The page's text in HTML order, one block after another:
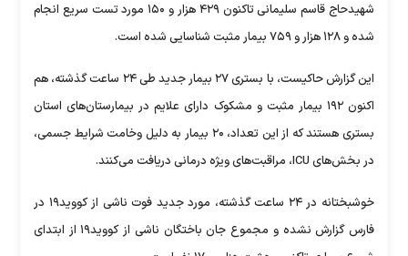
شهیدحاج قاسم سلیمانی تاکنون ۴۲۹ هزار و ۱۵۰ مورد تست سریع انجام
شده و ۱۲۸ هزار و ۷۵۹ بیمار مثبت شناسایی شده است.
این گزارش حاکیست، با بستری ۲۷ بیمار جدید طی ۲۴ ساعت گذشته، هم
اکنون ۱۹۲ بیمار مثبت و مشکوک دارای علایم در بیمارستان‌های استان
بستری هستند که از این تعداد، ۲۰ بیمار به دلیل وخامت شرایط جسمی،
در بخش‌های ICU، مراقبت‌های ویژه درمانی دریافت می‌کنند.
خوشبختانه در ۲۴ ساعت گذشته، مورد جدید فوت ناشی از کووید۱۹ در
فارس گزارش نشده و مجموع جان باختگان ناشی از کووید۱۹ از ابتدای